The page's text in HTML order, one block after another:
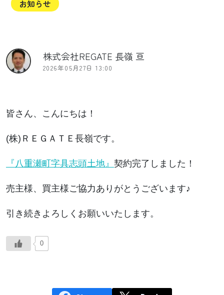
お知らせ
株式会社REGATE 長嶺 亘
2026年05月27日 13:00
皆さん、こんにちは！
(株)ＲＥＧＡＴＥ長嶺です。
『八重瀬町字具志頭土地』 契約完了しました！
売主様、買主様ご協力ありがとうございます♪
引き続きよろしくお願いいたします。
0